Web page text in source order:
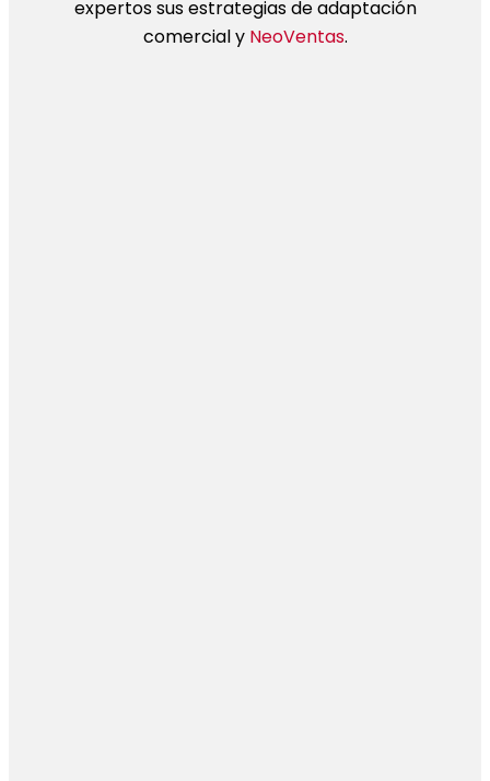
expertos sus estrategias de adaptación
comercial y NeoVentas.